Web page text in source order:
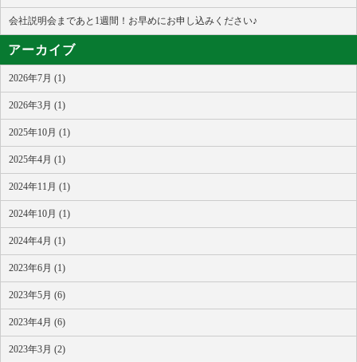
会社説明会まであと1週間！お早めにお申し込みください♪
アーカイブ
2026年7月 (1)
2026年3月 (1)
2025年10月 (1)
2025年4月 (1)
2024年11月 (1)
2024年10月 (1)
2024年4月 (1)
2023年6月 (1)
2023年5月 (6)
2023年4月 (6)
2023年3月 (2)